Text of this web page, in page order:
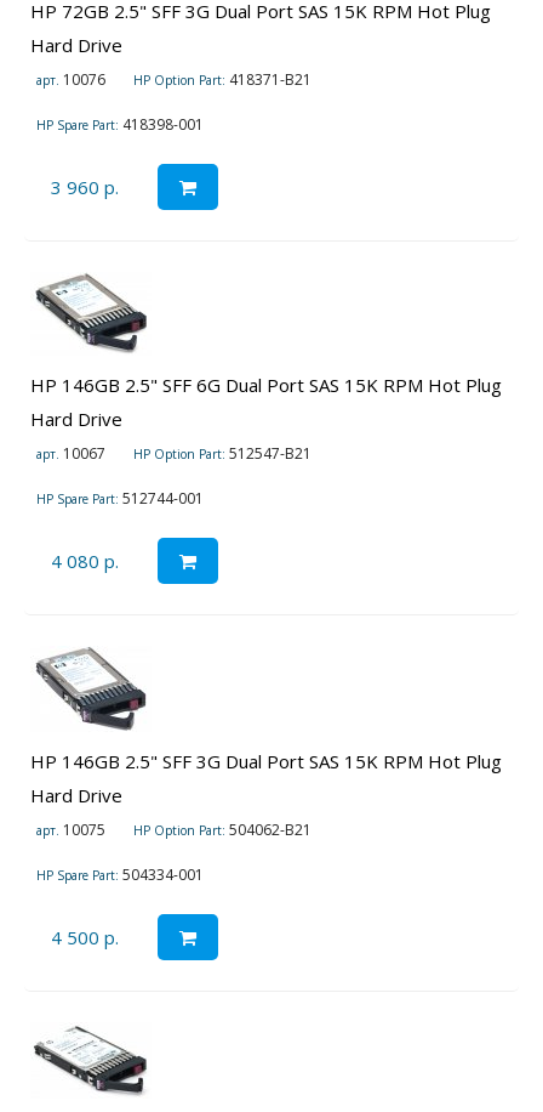
HP 72GB 2.5" SFF 3G Dual Port SAS 15K RPM Hot Plug
Hard Drive
арт. 10076 HP Option Part: 418371-B21
HP Spare Part: 418398-001
3 960 р.
HP 146GB 2.5" SFF 6G Dual Port SAS 15K RPM Hot Plug
Hard Drive
арт. 10067 HP Option Part: 512547-B21
HP Spare Part: 512744-001
4 080 р.
HP 146GB 2.5" SFF 3G Dual Port SAS 15K RPM Hot Plug
Hard Drive
арт. 10075 HP Option Part: 504062-B21
HP Spare Part: 504334-001
4 500 р.